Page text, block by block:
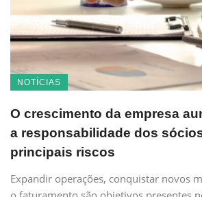
NOTÍCIAS
O crescimento da empresa
a responsabilidade dos
principais riscos
Expandir operações, conquistar novos